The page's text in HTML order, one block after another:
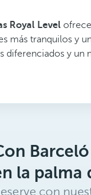
Royal Level
más tranquilos y
diferenciados y un
la palma
con